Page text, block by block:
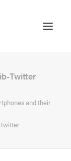
Twitter
and their